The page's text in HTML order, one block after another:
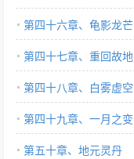
第四十六章、龟影龙芒
第四十七章、重回故地
第四十八章、白雾虚空
第四十九章、一月之变
第五十章、地元灵丹